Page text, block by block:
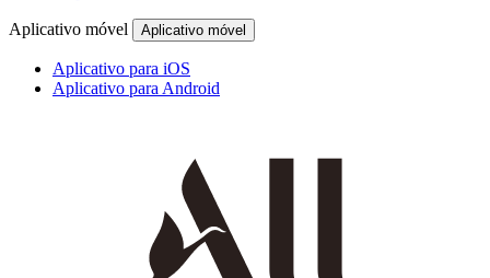
Aplicativo móvel Aplicativo móvel
Aplicativo para iOS
Aplicativo para Android